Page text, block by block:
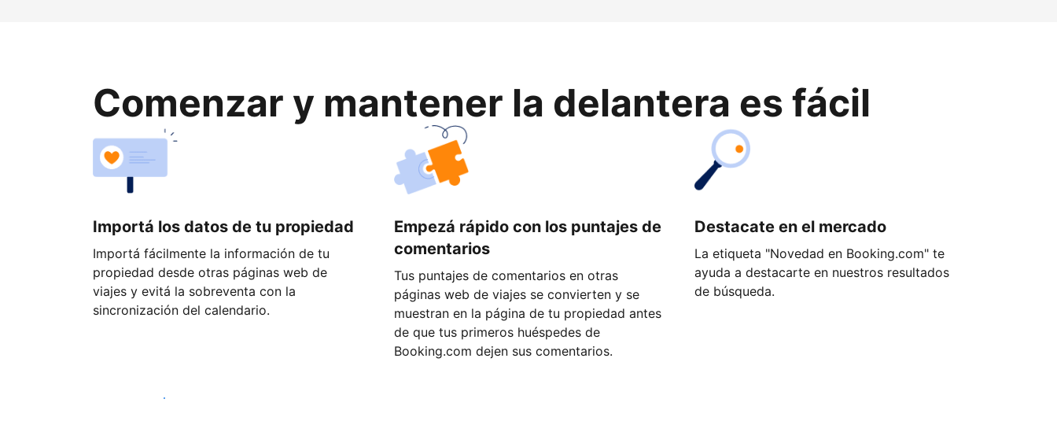
Comenzar y mantener la delantera es fácil
Importá los datos de tu propiedad
Importá fácilmente la información de tu
propiedad desde otras páginas web de
viajes y evitá la sobreventa con la
sincronización del calendario.
Empezá rápido con los puntajes de
comentarios
Tus puntajes de comentarios en otras
páginas web de viajes se convierten y se
muestran en la página de tu propiedad antes
de que tus primeros huéspedes de
Booking.com dejen sus comentarios.
Destacate en el mercado
La etiqueta "Novedad en Booking.com" te
ayuda a destacarte en nuestros resultados
de búsqueda.
Empezá hoy mismo